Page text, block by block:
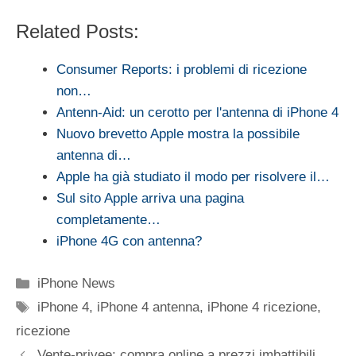
Related Posts:
Consumer Reports: i problemi di ricezione
non…
Antenn-Aid: un cerotto per l'antenna di iPhone 4
Nuovo brevetto Apple mostra la possibile
antenna di…
Apple ha già studiato il modo per risolvere il…
Sul sito Apple arriva una pagina
completamente…
iPhone 4G con antenna?
Categorie
iPhone News
Tag
iPhone 4, iPhone 4 antenna, iPhone 4 ricezione,
ricezione